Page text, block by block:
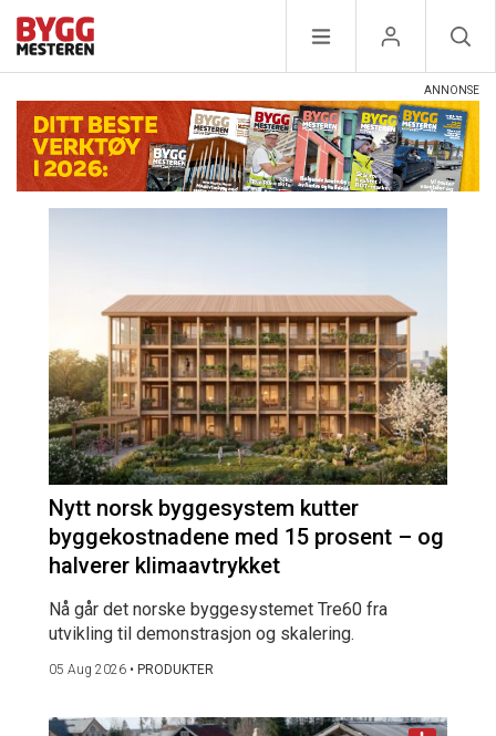
Nytt norsk byggesystem kutter
byggekostnadene med 15 prosent – og
halverer klimaavtrykket
Nå går det norske byggesystemet Tre60 fra
utvikling til demonstrasjon og skalering.
05 Aug 2026 • PRODUKTER